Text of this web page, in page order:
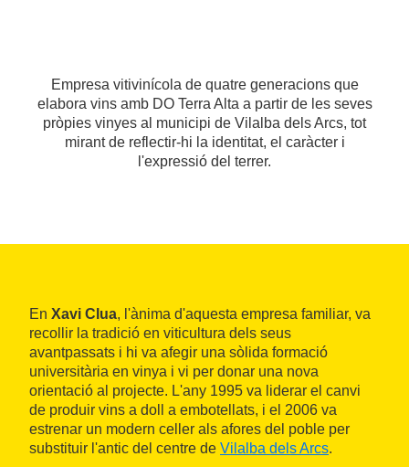
Empresa vitivinícola de quatre generacions que
elabora vins amb DO Terra Alta a partir de les seves
pròpies vinyes al municipi de Vilalba dels Arcs, tot
mirant de reflectir-hi la identitat, el caràcter i
l'expressió del terrer.
En Xavi Clua, l'ànima d'aquesta empresa familiar, va
recollir la tradició en viticultura dels seus
avantpassats i hi va afegir una sòlida formació
universitària en vinya i vi per donar una nova
orientació al projecte. L'any 1995 va liderar el canvi
de produir vins a doll a embotellats, i el 2006 va
estrenar un modern celler als afores del poble per
substituir l'antic del centre de Vilalba dels Arcs.